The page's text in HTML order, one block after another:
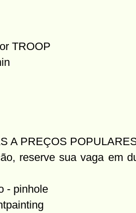
TROOP
PREÇOS
reserve sua vaga em
- pinhole